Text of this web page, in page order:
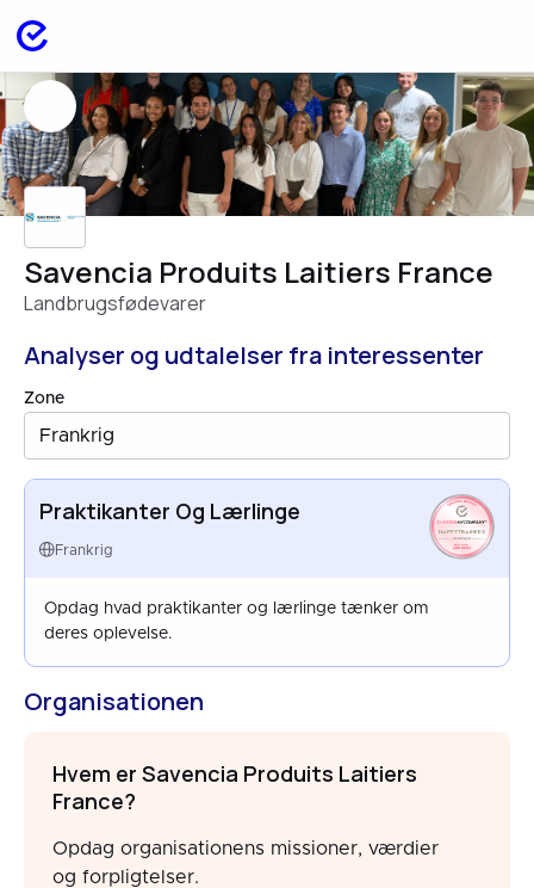
Savencia Produits Laitiers France
Landbrugsfødevarer
Analyser og udtalelser fra interessenter
Zone
Frankrig
Praktikanter Og Lærlinge
Frankrig
HAPPYTRAINEES
FRANCE
AUG 2023
Opdag hvad praktikanter og lærlinge tænker om
deres oplevelse.
Organisationen
Hvem er Savencia Produits Laitiers
France?
Opdag organisationens missioner, værdier
og forpligtelser.